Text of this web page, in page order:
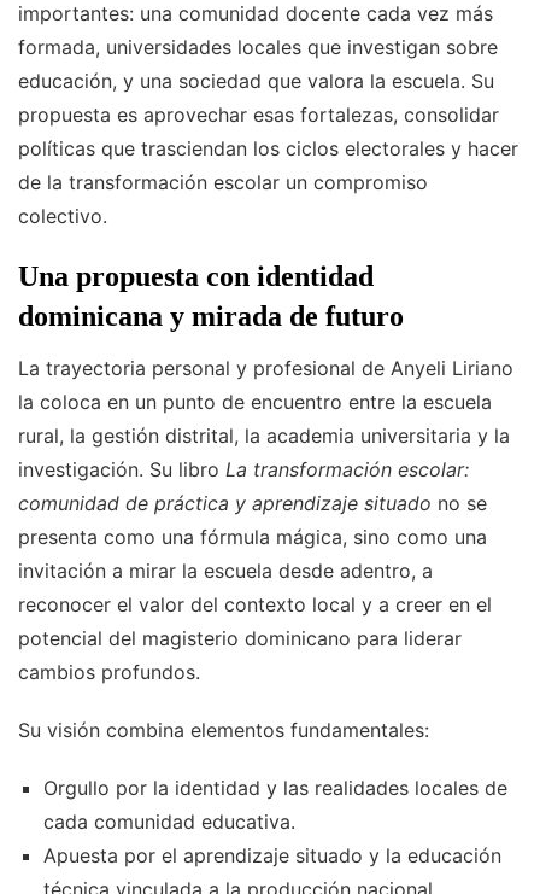
importantes: una comunidad docente cada vez más
formada, universidades locales que investigan sobre
educación, y una sociedad que valora la escuela. Su
propuesta es aprovechar esas fortalezas, consolidar
políticas que trasciendan los ciclos electorales y hacer
de la transformación escolar un compromiso
colectivo.
Una propuesta con identidad
dominicana y mirada de futuro
La trayectoria personal y profesional de Anyeli Liriano
la coloca en un punto de encuentro entre la escuela
rural, la gestión distrital, la academia universitaria y la
investigación. Su libro La transformación escolar:
comunidad de práctica y aprendizaje situado no se
presenta como una fórmula mágica, sino como una
invitación a mirar la escuela desde adentro, a
reconocer el valor del contexto local y a creer en el
potencial del magisterio dominicano para liderar
cambios profundos.
Su visión combina elementos fundamentales:
Orgullo por la identidad y las realidades locales de
cada comunidad educativa.
Apuesta por el aprendizaje situado y la educación
técnica vinculada a la producción nacional.